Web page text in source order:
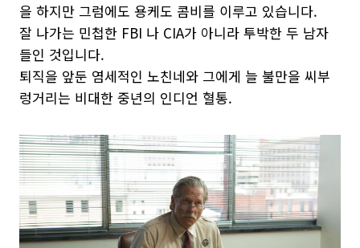
을 하지만 그럼에도 용케도 콤비를 이루고 있습니다.
잘 나가는 민첩한 FBI 나 CIA가 아니라 투박한 두 남자
들인 것입니다.
퇴직을 앞둔 염세적인 노친네와 그에게 늘 불만을 씨부
렁거리는 비대한 중년의 인디언 혈통.